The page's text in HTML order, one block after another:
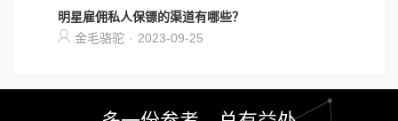
明星雇佣私人保镖的渠道有哪些？
金毛骆驼 · 2023-09-25